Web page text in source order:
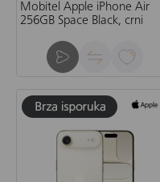
Mobitel Apple iPhone Air
256GB Space Black, crni